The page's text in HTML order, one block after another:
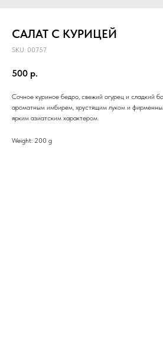
САЛАТ С КУРИЦЕЙ
SKU: 00757
500 р.
Сочное куриное бедро, свежий огурец и сладкий
ароматным имбирем, хрустящим луком и
ярким азиатским характером.
Weight: 200 g